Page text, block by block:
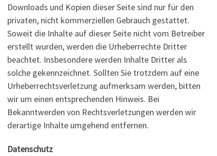
Downloads und Kopien dieser Seite sind nur für den
privaten, nicht kommerziellen Gebrauch gestattet.
Soweit die Inhalte auf dieser Seite nicht vom Betreiber
erstellt wurden, werden die Urheberrechte Dritter
beachtet. Insbesondere werden Inhalte Dritter als
solche gekennzeichnet. Sollten Sie trotzdem auf eine
Urheberrechtsverletzung aufmerksam werden, bitten
wir um einen entsprechenden Hinweis. Bei
Bekanntwerden von Rechtsverletzungen werden wir
derartige Inhalte umgehend entfernen.
Datenschutz